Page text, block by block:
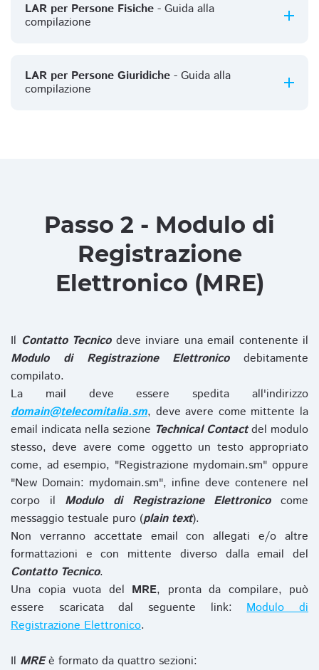
LAR per Persone Fisiche - Guida alla
compilazione
LAR per Persone Giuridiche - Guida alla
compilazione
Passo 2 - Modulo di
Registrazione
Elettronico (MRE)
Il Contatto Tecnicodeve inviare una email contenente il
Modulo di Registrazione Elettronicodebitamente
compilato.
La mail deve essere spedita all'indirizzo
domain@telecomitalia.sm, deve avere come mittente la
email indicata nella sezione Technical Contactdel modulo
stesso, deve avere come oggetto un testo appropriato
come, ad esempio, "Registrazione mydomain.sm" oppure
"New Domain: mydomain.sm", infine deve contenere nel
corpo il Modulo di Registrazione Elettronicocome
messaggio testuale puro (plain text).
Non verranno accettate email con allegati e/o altre
formattazioni e con mittente diverso dalla email del
Contatto Tecnico.
Una copia vuota del MRE, pronta da compilare, può
essere scaricata dal seguente link:Modulo di
Registrazione Elettronico.
Il MREè formato da quattro sezioni: